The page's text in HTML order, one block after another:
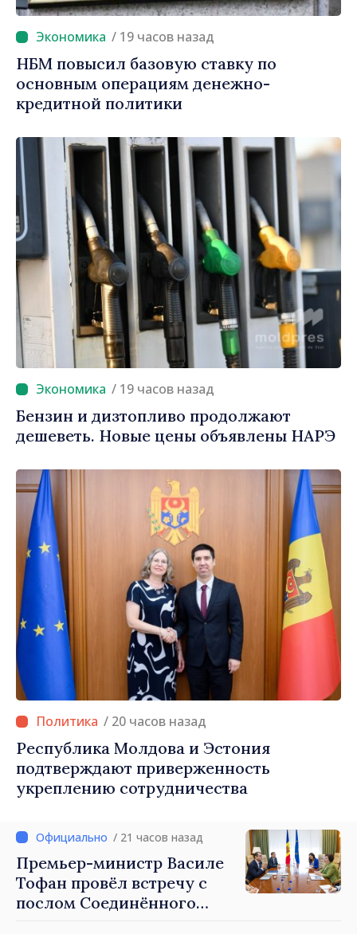
/ 19 часов назад
НБМ повысил базовую ставку по
основным операциям денежно-
кредитной политики
/ 19 часов назад
Бензин и дизтопливо продолжают
дешеветь. Новые цены объявлены НАРЭ
/ 20 часов назад
Республика Молдова и Эстония
подтверждают приверженность
укреплению сотрудничества
/ 21 часов назад
Премьер-министр Василе
Тофан провёл встречу с
послом Соединённого